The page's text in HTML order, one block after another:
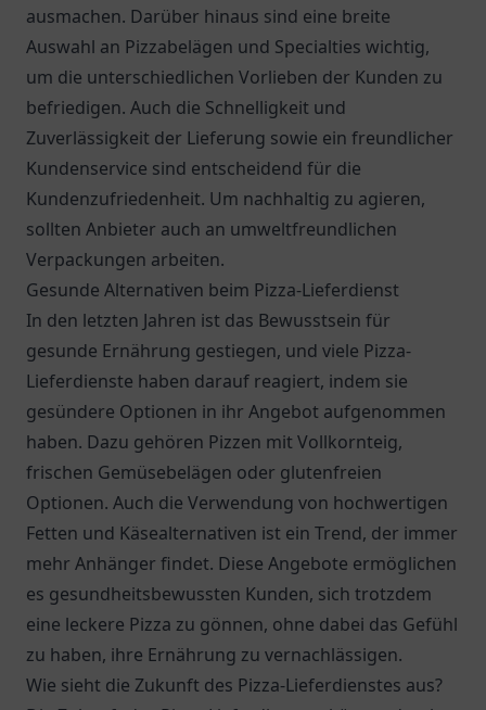
ausmachen. Darüber hinaus sind eine breite
Auswahl an Pizzabelägen und Specialties wichtig,
um die unterschiedlichen Vorlieben der Kunden zu
befriedigen. Auch die Schnelligkeit und
Zuverlässigkeit der Lieferung sowie ein freundlicher
Kundenservice sind entscheidend für die
Kundenzufriedenheit. Um nachhaltig zu agieren,
sollten Anbieter auch an umweltfreundlichen
Verpackungen arbeiten.
Gesunde Alternativen beim Pizza-Lieferdienst
In den letzten Jahren ist das Bewusstsein für
gesunde Ernährung gestiegen, und viele Pizza-
Lieferdienste haben darauf reagiert, indem sie
gesündere Optionen in ihr Angebot aufgenommen
haben. Dazu gehören Pizzen mit Vollkornteig,
frischen Gemüsebelägen oder glutenfreien
Optionen. Auch die Verwendung von hochwertigen
Fetten und Käsealternativen ist ein Trend, der immer
mehr Anhänger findet. Diese Angebote ermöglichen
es gesundheitsbewussten Kunden, sich trotzdem
eine leckere Pizza zu gönnen, ohne dabei das Gefühl
zu haben, ihre Ernährung zu vernachlässigen.
Wie sieht die Zukunft des Pizza-Lieferdienstes aus?